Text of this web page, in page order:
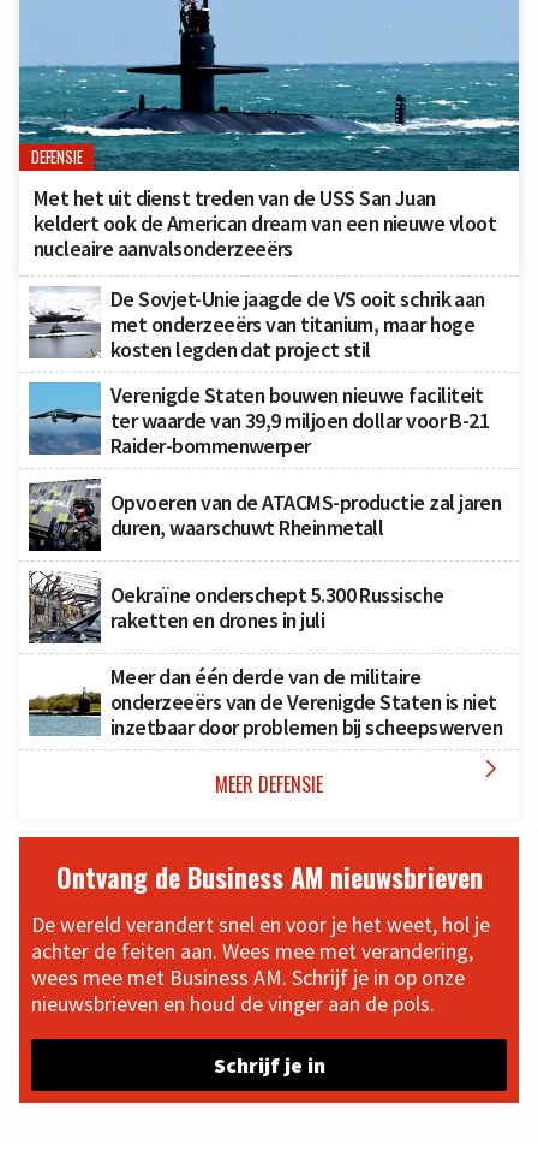
DEFENSIE
Met het uit dienst treden van de USS San Juan
keldert ook de American dream van een nieuwe vloot
nucleaire aanvalsonderzeeërs
De Sovjet-Unie jaagde de VS ooit schrik aan
met onderzeeërs van titanium, maar hoge
kosten legden dat project stil
Verenigde Staten bouwen nieuwe faciliteit
ter waarde van 39,9 miljoen dollar voor B-21
Raider-bommenwerper
Opvoeren van de ATACMS-productie zal jaren
duren, waarschuwt Rheinmetall
Oekraïne onderschept 5.300 Russische
raketten en drones in juli
Meer dan één derde van de militaire
onderzeeërs van de Verenigde Staten is niet
inzetbaar door problemen bij scheepswerven
MEER DEFENSIE 
Ontvang de Business AM nieuwsbrieven
De wereld verandert snel en voor je het weet, hol je
achter de feiten aan. Wees mee met verandering,
wees mee met Business AM. Schrijf je in op onze
nieuwsbrieven en houd de vinger aan de pols.
Schrijf je in